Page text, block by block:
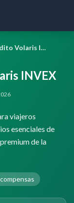
Tarjeta de Crédito Volaris INVEX
INVEX
viajeros
esenciales de
de la